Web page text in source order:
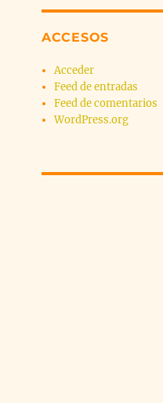
ACCESOS
Acceder
Feed de entradas
Feed de comentarios
WordPress.org